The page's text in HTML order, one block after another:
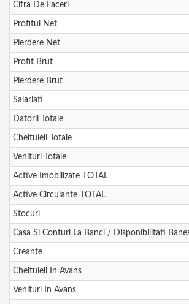
Cifra De Faceri
Profitul Net
Pierdere Net
Profit Brut
Pierdere Brut
Salariati
Datorii Totale
Cheltuieli Totale
Venituri Totale
Active Imobilizate TOTAL
Active Circulante TOTAL
Stocuri
Casa Si Conturi La Banci / Disponibilitati
Creante
Cheltuieli In Avans
Venituri In Avans